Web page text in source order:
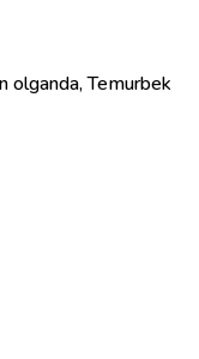
olganda, Temurbek